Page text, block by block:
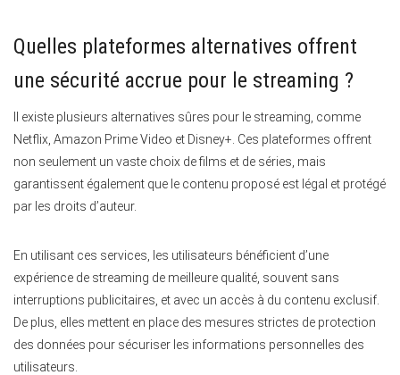
Quelles plateformes alternatives offrent
une sécurité accrue pour le streaming ?
Il existe plusieurs alternatives sûres pour le streaming, comme
Netflix, Amazon Prime Video et Disney+. Ces plateformes offrent
non seulement un vaste choix de films et de séries, mais
garantissent également que le contenu proposé est légal et protégé
par les droits d’auteur.
En utilisant ces services, les utilisateurs bénéficient d’une
expérience de streaming de meilleure qualité, souvent sans
interruptions publicitaires, et avec un accès à du contenu exclusif.
De plus, elles mettent en place des mesures strictes de protection
des données pour sécuriser les informations personnelles des
utilisateurs.